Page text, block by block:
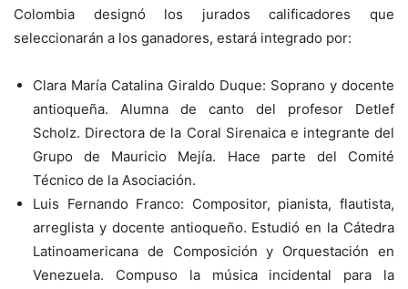
Colombia designó los jurados calificadores que
seleccionarán a los ganadores, estará integrado por:
Clara María Catalina Giraldo Duque: Soprano y docente
antioqueña. Alumna de canto del profesor Detlef
Scholz. Directora de la Coral Sirenaica e integrante del
Grupo de Mauricio Mejía. Hace parte del Comité
Técnico de la Asociación.
Luis Fernando Franco: Compositor, pianista, flautista,
arreglista y docente antioqueño. Estudió en la Cátedra
Latinoamericana de Composición y Orquestación en
Venezuela. Compuso la música incidental para la